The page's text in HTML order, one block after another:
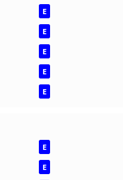
E
E
E
E
E
E
E